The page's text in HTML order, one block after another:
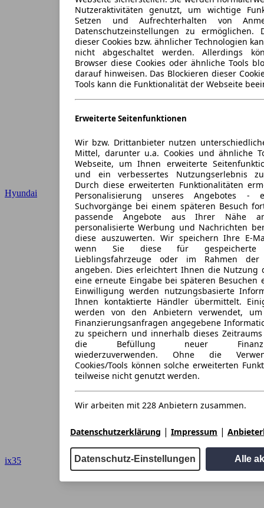
Nutzeraktivitäten genutzt, um wichtige
Setzen und Aufrechterhalten von
Datenschutzeinstellungen zu ermöglichen.
dieser Cookies bzw. ähnlicher Technologien
nicht abgeschaltet werden. Allerdings
Browser diese Cookies oder ähnliche Tools
darauf hinweisen. Das Blockieren dieser
Tools kann die Funktionalität der Webseite
Erweiterte Seitenfunktionen
Wir bzw. Drittanbieter nutzen
Mittel, darunter u.a. Cookies und ähnliche
Webseite, um Ihnen erweiterte
und ein verbessertes Nutzungserlebnis
Durch diese erweiterten Funktionalitäten
Personalisierung unseres Angebotes
Suchvorgänge bei einem späteren Besuch
passende Angebote aus Ihrer Nähe
personalisierte Werbung und Nachrichten
diese auszuwerten. Wir speichern Ihre E-
wenn Sie diese für gespeicherte
Lieblingsfahrzeuge oder im Rahmen der
angeben. Dies erleichtert Ihnen die Nutzung
eine erneute Eingabe bei späteren
Einwilligung werden nutzungsbasierte
Ihnen kontaktierte Händler übermittelt.
werden von den Anbietern verwendet,
Finanzierungsanfragen angegebene
zu speichern und innerhalb dieses
die Befüllung neuer
wiederzuverwenden. Ohne die
Cookies/Tools können solche erweiterten
teilweise nicht genutzt werden.
Wir arbeiten mit 228 Anbietern zusammen.
Datenschutzerklärung | Impressum |
Datenschutz-Einstellungen Alle
Hyundai
ix35